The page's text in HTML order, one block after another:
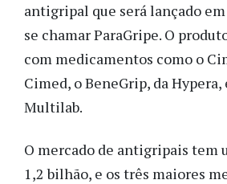
antigripal que será lançado
se chamar ParaGripe. O
com medicamentos como o
Cimed, o BeneGrip, da
Multilab.
O mercado de antigripais tem
1,2 bilhão, e os três maiores